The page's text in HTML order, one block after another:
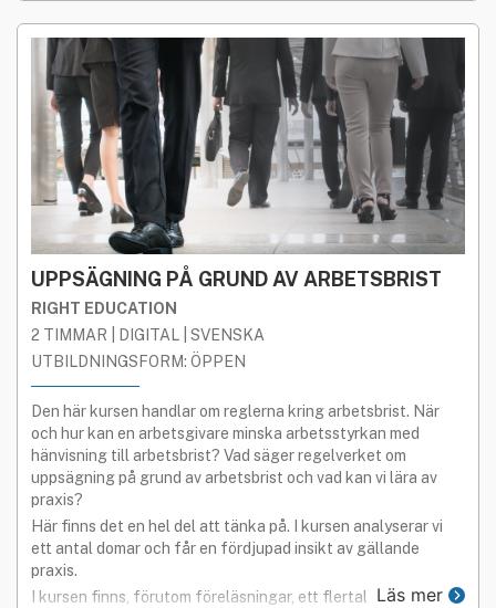
UPPSÄGNING PÅ GRUND AV ARBETSBRIST
RIGHT EDUCATION
2 TIMMAR | DIGITAL | SVENSKA
UTBILDNINGSFORM: ÖPPEN
Den här kursen handlar om reglerna kring arbetsbrist. När
och hur kan en arbetsgivare minska arbetsstyrkan med
hänvisning till arbetsbrist? Vad säger regelverket om
uppsägning på grund av arbetsbrist och vad kan vi lära av
praxis?
Här finns det en hel del att tänka på. I kursen analyserar vi
ett antal domar och får en fördjupad insikt av gällande
praxis.
I kursen finns, förutom föreläsningar, ett flertal
Läs mer